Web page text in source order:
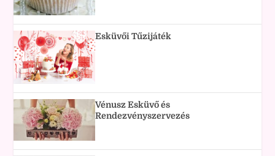
Esküvői Tűzijáték
Vénusz Esküvő és
Rendezvényszervezés